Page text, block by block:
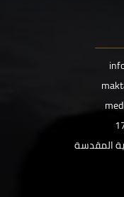
المقدسة